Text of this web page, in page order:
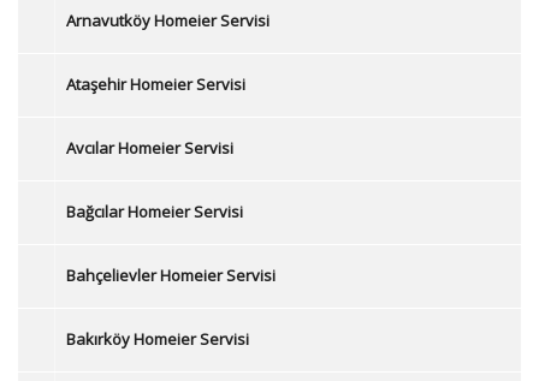
Arnavutköy Homeier Servisi
Ataşehir Homeier Servisi
Avcılar Homeier Servisi
Bağcılar Homeier Servisi
Bahçelievler Homeier Servisi
Bakırköy Homeier Servisi